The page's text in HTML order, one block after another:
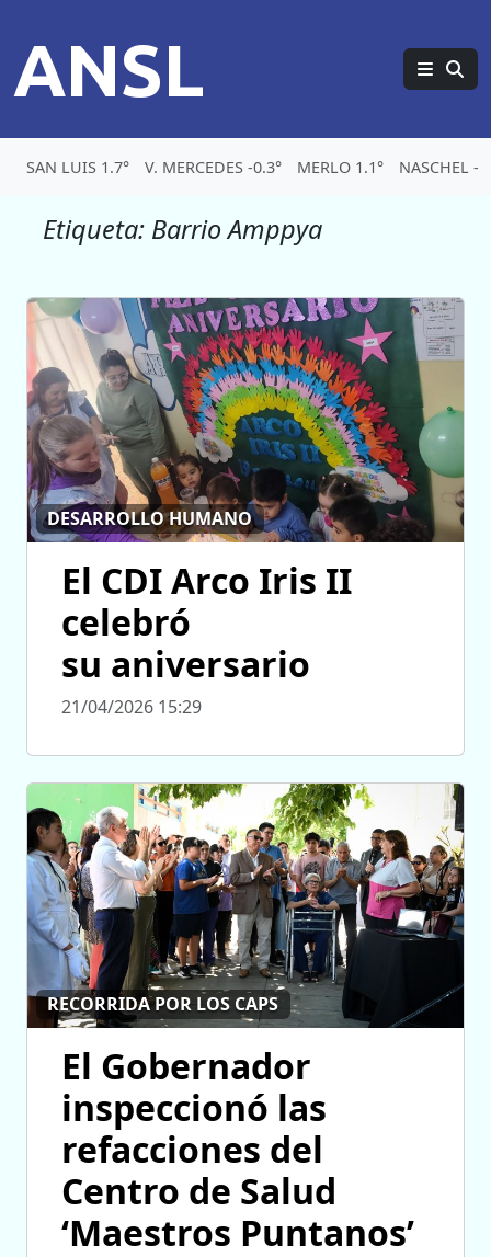
ANSL
SAN LUIS 1.7° V. MERCEDES -0.3° MERLO 1.1° NASCHEL -
Etiqueta: Barrio Amppya
DESARROLLO HUMANO
El CDI Arco Iris II
celebró
su aniversario
21/04/2026 15:29
RECORRIDA POR LOS CAPS
El Gobernador
inspeccionó las
refacciones del
Centro de Salud
‘Maestros Puntanos’